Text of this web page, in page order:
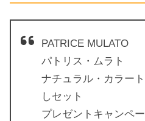
PATRICE MULATO
パトリス・ムラト
ナチュラル・カラー
しセット
プレゼントキャンペ